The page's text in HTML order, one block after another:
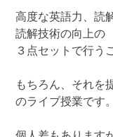
高度な英語力、読
読解技術の向上の
３点セットで行う
もちろん、それを
のライブ授業です。